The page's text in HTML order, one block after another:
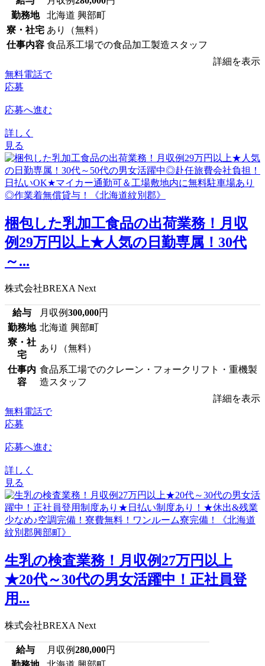
勤務地
北海道 興部町
寮・社宅 あり（無料）
仕事内容 食品系工場での食品加工製造スタッフ
詳細を表示
無料電話で
応募
応募へ進む
詳しく
見る
梱包した乳加工食品の出荷業務！月収
例29万円以上★人気の日勤専属！30代
～...
株式会社BREXA Next
給与 月収例300,000円
勤務地 北海道 興部町
寮・社
宅
あり（無料）
仕事内
容
食品系工場でのクレーン・フォークリフト・重機製
造スタッフ
詳細を表示
無料電話で
応募
応募へ進む
詳しく
見る
生乳の検査業務！月収例27万円以上
★20代～30代の男女活躍中！正社員登
用...
株式会社BREXA Next
給与 月収例280,000円